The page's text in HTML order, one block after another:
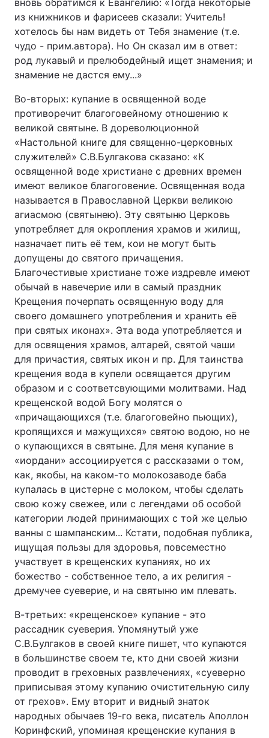
вновь обратимся к Евангелию: «Тогда некоторые
из книжников и фарисеев сказали: Учитель!
хотелось бы нам видеть от Тебя знамение (т.е.
чудо - прим.автора). Но Он сказал им в ответ:
род лукавый и прелюбодейный ищет знамения; и
знамение не дастся ему...»
Во-вторых: купание в освященной воде
противоречит благоговейному отношению к
великой святыне. В дореволюционной
«Настольной книге для священно-церковных
служителей» С.В.Булгакова сказано: «К
освященной воде христиане с древних времен
имеют великое благоговение. Освященная вода
называется в Православной Церкви великою
агиасмою (святынею). Эту святыню Церковь
употребляет для окропления храмов и жилищ,
назначает пить её тем, кои не могут быть
допущены до святого причащения.
Благочестивые христиане тоже издревле имеют
обычай в навечерие или в самый праздник
Крещения почерпать освященную воду для
своего домашнего употребления и хранить её
при святых иконах». Эта вода употребляется и
для освящения храмов, алтарей, святой чаши
для причастия, святых икон и пр. Для таинства
крещения вода в купели освящается другим
образом и с соответсвующими молитвами. Над
крещенской водой Богу молятся о
«причащающихся (т.е. благоговейно пьющих),
кропящихся и мажущихся» святою водою, но не
о купающихся в святыне. Для меня купание в
«иордани» ассоциируется с рассказами о том,
как, якобы, на каком-то молокозаводе баба
купалась в цистерне с молоком, чтобы сделать
свою кожу свежее, или с легендами об особой
категории людей принимающих с той же целью
ванны с шампанским... Кстати, подобная публика,
ищущая пользы для здоровья, повсеместно
участвует в крещенских купаниях, но их
божество - собственное тело, а их религия -
дремучее суеверие, и на святыню им плевать.
В-третьих: «крещенское» купание - это
рассадник суеверия. Упомянутый уже
С.В.Булгаков в своей книге пишет, что купаются
в большинстве своем те, кто дни своей жизни
проводит в греховных развлечениях, «суеверно
приписывая этому купанию очистительную силу
от грехов». Ему вторит и видный знаток
народных обычаев 19-го века, писатель Аполлон
Коринфский, упоминая крещенские купания в